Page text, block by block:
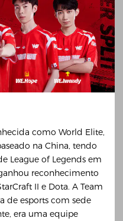
como World Elite,
na China, tendo
League of Legends em
reconhecimento
II e Dota. A Team
de esports com sede
era uma equipe